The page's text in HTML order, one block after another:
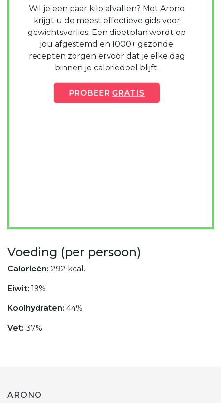
Wil je een paar kilo afvallen? Met Arono
krijgt u de meest effectieve gids voor
gewichtsverlies. Een dieetplan wordt op
jou afgestemd en 1000+ gezonde
recepten zorgen ervoor dat je elke dag
binnen je caloriedoel blijft.
PROBEER GRATIS
Voeding (per persoon)
Calorieën: 292 kcal.
Eiwit: 19%
Koolhydraten: 44%
Vet: 37%
ARONO